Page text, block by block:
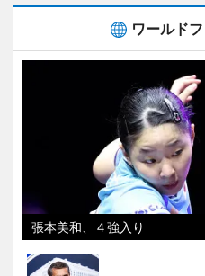
ワールド
張本美和、４強入り